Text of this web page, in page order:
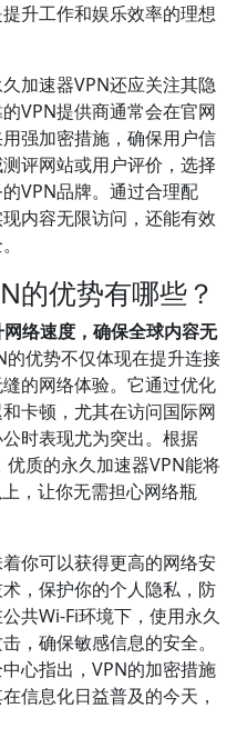
升工作和娱乐效率的理想
加速器VPN还应关注其隐
VPN提供商通常会在官网
强加密措施，确保用户信
评网站或用户评价，选择
VPN品牌。通过合理配
内容无限访问，还能有效
的优势有哪些？
络速度，确保全球内容无
的优势不仅体现在提升连接
的网络体验。它通过优化
卡顿，尤其在访问国际网
时表现尤为突出。根据
质的永久加速器VPN能将
，让你无需担心网络瓶
你可以获得更高的网络安
，保护你的个人隐私，防
共Wi-Fi环境下，使用永久
，确保敏感信息的安全。
心指出，VPN的加密措施
信息化日益普及的今天，